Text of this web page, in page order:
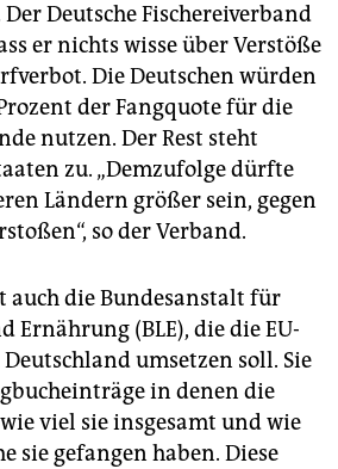
Deutsche Fischereiverband
er nichts wisse über Verstöße
Die Deutschen würden
der Fangquote für die
nutzen. Der Rest steht
zu. „Demzufolge dürfte
Ländern größer sein, gegen
so der Verband.
auch die Bundesanstalt für
Ernährung (BLE), die die EU-
umsetzen soll. Sie
in denen die
viel sie insgesamt und wie
sie gefangen haben. Diese